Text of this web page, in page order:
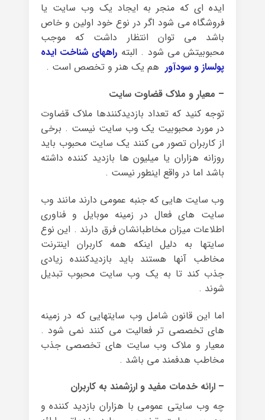
ایده ای که منجر به ایجاد یک وب سایت یا
فروشگاه می شود اگر در نوع خود اولین و خاص
باشد می توان انتظار داشت که موجب
محبوبیتش می شود . البته راههای شناخت ایده
پولساز و سودآورهم یک هنر و تخصص است .
– معیار و ملاک قضاوت سایت
توجه کنید که تعداد بازدیدکنندها ملاک قضاوت
در مورد محبوبیت یک وب سایت نیست . برخی
از کاربران تصور می کنند یک سایت محبوب باید
روزانه هزاران یا میلیون ها بازدید کننده داشته
باشد اما در واقع اینطور نیست .
وب سایت هایی که جنبه عمومی دارند مانند وب
سایت های فعال در زمینه موبایل و فناوری
اطلاعات میزان مخاطبانشان فرق دارند . این نوع
سایتها به دلیل اینکه همه کاربران اینترنت
مخاطب آنها هستند باید بازدیدکننده زیادی
جذب کند تا به یک وب سایت محبوب تبدیل
شوند .
اما این قانون شامل وب سایتهایی که در زمینه
های تخصصی تر فعالیت می کنند نمی شود .
معیار و ملاک وب سایت های تخصصی جذب
مخاطب هدفمند می باشد .
– ارائه خدمات مفید و ارزشمند به کاربران
چه وب سایتی عمومی با هزاران بازدید کننده و